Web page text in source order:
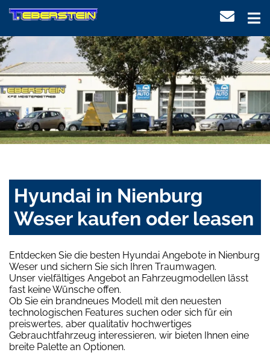
Hyundai in Nienburg
Weser kaufen oder leasen
Entdecken Sie die besten Hyundai Angebote in Nienburg
Weser und sichern Sie sich Ihren Traumwagen.
Unser vielfältiges Angebot an Fahrzeugmodellen lässt
fast keine Wünsche offen.
Ob Sie ein brandneues Modell mit den neuesten
technologischen Features suchen oder sich für ein
preiswertes, aber qualitativ hochwertiges
Gebrauchtfahrzeug interessieren, wir bieten Ihnen eine
breite Palette an Optionen.